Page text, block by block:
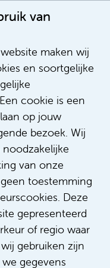
van
maken wij
en soortgelijke
cookie is een
op jouw
bezoek. Wij
van onze
toestemming
Deze
gepresenteerd
of regio waar
gebruiken zijn
gegevens